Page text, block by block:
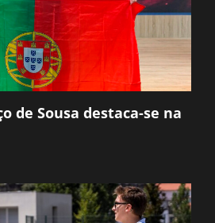
de Sousa destaca-se na